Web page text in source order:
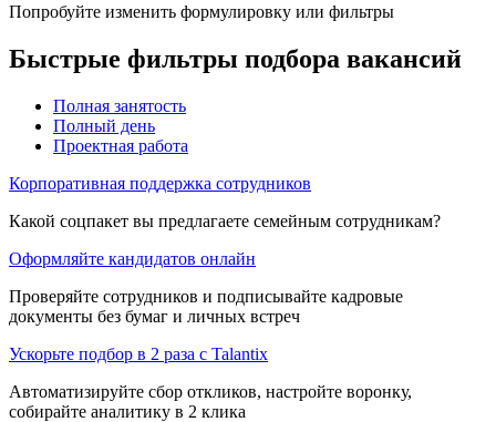
Попробуйте изменить формулировку или фильтры
Быстрые фильтры подбора вакансий
Полная занятость
Полный день
Проектная работа
Корпоративная поддержка сотрудников
Какой соцпакет вы предлагаете семейным сотрудникам?
Оформляйте кандидатов онлайн
Проверяйте сотрудников и подписывайте кадровые
документы без бумаг и личных встреч
Ускорьте подбор в 2 раза с Talantix
Автоматизируйте сбор откликов, настройте воронку,
собирайте аналитику в 2 клика